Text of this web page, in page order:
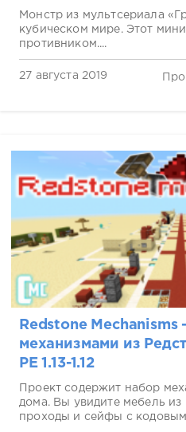
Монстр из мультсериала
кубическом мире. Этот
противником....
27 августа 2019
Redstone Mechanisms
механизмами из
PE 1.13-1.12
Проект содержит набор
дома. Вы увидите мебель из
проходы и сейфы с кодовым